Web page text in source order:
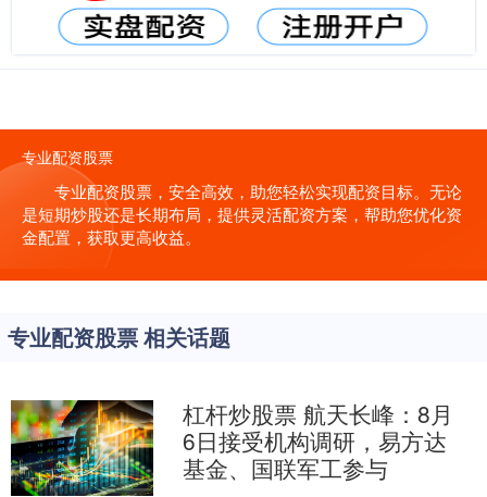
专业配资股票
专业配资股票，安全高效，助您轻松实现配资目标。无论
是短期炒股还是长期布局，提供灵活配资方案，帮助您优化资
金配置，获取更高收益。
专业配资股票 相关话题
杠杆炒股票 航天长峰：8月
6日接受机构调研，易方达
基金、国联军工参与